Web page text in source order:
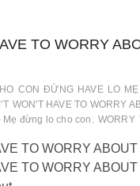
TO WORRY
CON ĐỪNG HAVE LO MẸ
WON'T HAVE TO WORRY
Mẹ đừng lo cho con. WORRY
TO WORRY
TO WORRY